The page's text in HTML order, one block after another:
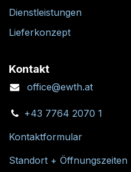
Dienstleistungen
Lieferkonzept
Kontakt
office@ewth.at
+43 7764 2070 1
Kontaktformular
Standort + Öffnungszeiten